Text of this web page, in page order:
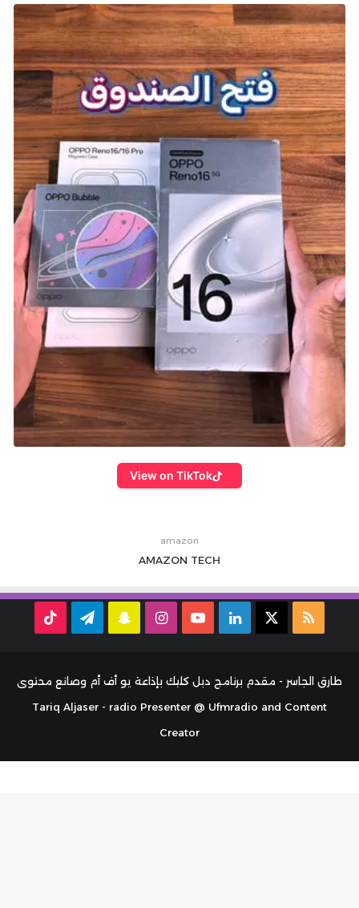
تجعله من بين أفضل لاعبي قلب الدفاع التي يمكنك
التعاقد معها سواء في طور المهنة Career Mode أو في
Ultimate Team.
شارك هذه الصفحة عبر
View on TikTok
amazon
AMAZON TECH
ملخص
RSS
لينكدإن ‫YouTubeانستقرامسناب تيلقرام
طارق الجاسر - مقدم برنامج دبل كليك بإذاعة يو أف أم وصانع محتوى
Tariq Aljaser - radio Presenter @ Ufmradio and Content
Creator